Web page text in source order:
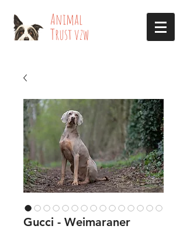
​​Animal
Trust vzw
Gucci - Weimaraner